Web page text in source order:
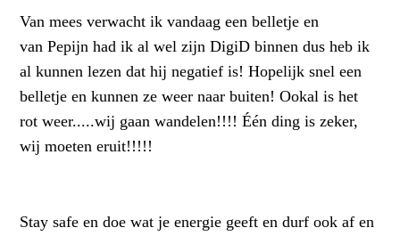
Van mees verwacht ik vandaag een belletje en
van Pepijn had ik al wel zijn DigiD binnen dus heb ik
al kunnen lezen dat hij negatief is! Hopelijk snel een
belletje en kunnen ze weer naar buiten! Ookal is het
rot weer.....wij gaan wandelen!!!! Één ding is zeker,
wij moeten eruit!!!!!
Stay safe en doe wat je energie geeft en durf ook af en